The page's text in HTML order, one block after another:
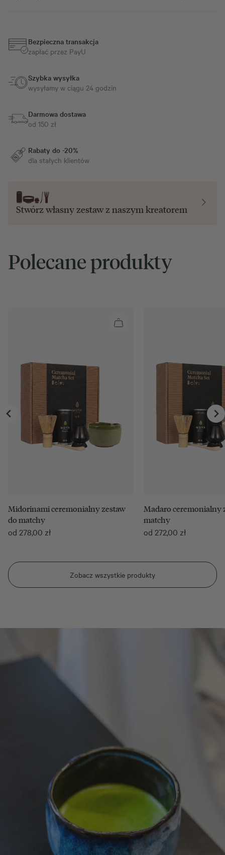
Bezpieczna transakcja
zapłać przez PayU
Szybka wysyłka
wysyłamy w ciągu 24 godzin
Darmowa dostawa
od 150 zł
Rabaty do -20%
dla stałych klientów
Stwórz własny zestaw z naszymkreatorem
Polecane produkty
Zobacz wszystkie produkty
Midorinami ceremonialny zestaw
do matchy
od 278,00 zł
Madaro ceremonialny
matchy
od 272,00 zł